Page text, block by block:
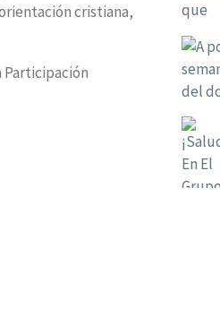
cristiana,
Participación